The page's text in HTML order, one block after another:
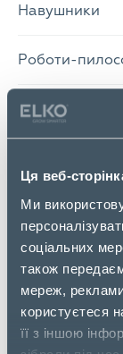
Ця веб-
Ми
соціальних
також
мереж,
користуєтеся
її з іншою
Навушники
Роботи-
Мережеве
Мережеві та
комп’ютерні
Пристрої для
Системи